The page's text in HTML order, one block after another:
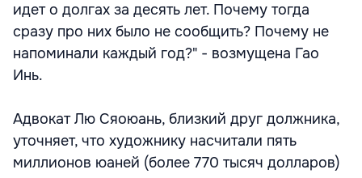
идет о долгах за десять лет. Почему тогда
сразу про них было не сообщить? Почему не
напоминали каждый год?" - возмущена Гао
Инь.
Адвокат Лю Сяоюань, близкий друг должника,
уточняет, что художнику насчитали пять
миллионов юаней (более 770 тысяч долларов)